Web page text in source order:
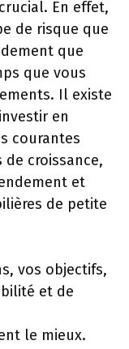
En effet,
de risque que
que
que vous
Il existe
en
courantes
croissance,
et
de petite
vos objectifs,
et de
le mieux.